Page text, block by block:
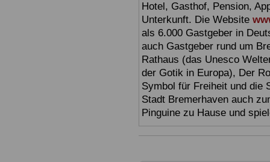
Hotel, Gasthof, Pension,
Unterkunft. Die Website
als 6.000 Gastgeber in
auch Gastgeber rund um
Rathaus (das Unesco
der Gotik in Europa), Der
Symbol für Freiheit und die
Stadt Bremerhaven auch
Pinguine zu Hause und